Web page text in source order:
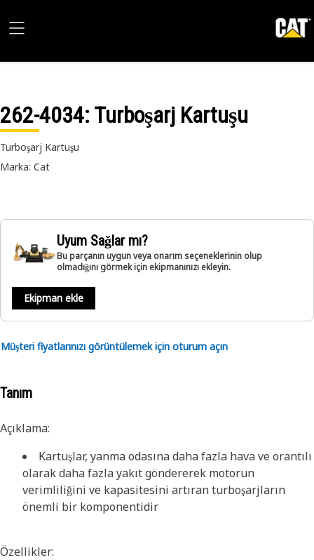
262-4034: Turboşarj Kartuşu
Turboşarj Kartuşu
Marka: Cat
Uyum Sağlar mı?
Bu parçanın uygun veya onarım seçeneklerinin olup
olmadığını görmek için ekipmanınızı ekleyin.
Ekipman ekle
Müşteri fiyatlarınızı görüntülemek için oturum açın
Tanım
Açıklama:
Kartuşlar, yanma odasına daha fazla hava ve orantılı
olarak daha fazla yakıt göndererek motorun
verimliliğini ve kapasitesini artıran turboşarjların
önemli bir komponentidir
Özellikler: